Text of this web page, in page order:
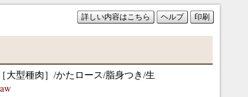
詳しい内容はこちら ヘルプ 印刷
大型種肉］/かたロース/脂身つき/生